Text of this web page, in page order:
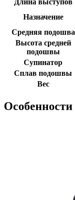
Назначение
Средняя подошва
Высота средней
подошвы
Супинатор
Сплав подошвы
Вес
Особенности